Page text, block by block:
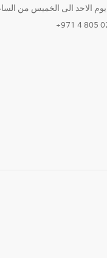
الاحد الى الخميس من الساعه ٨ص